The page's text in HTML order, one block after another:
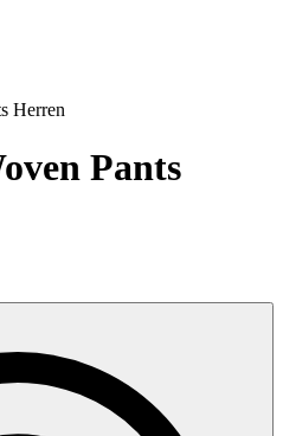
Herren
Pants